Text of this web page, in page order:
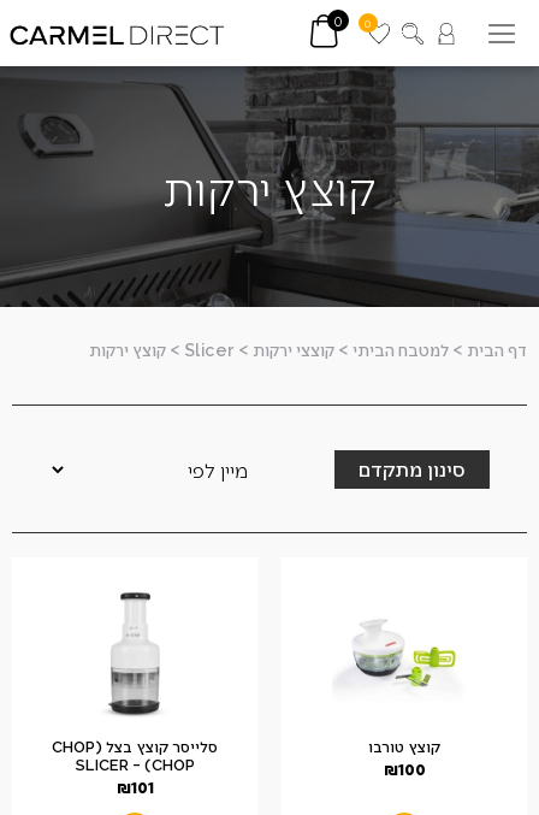
0
0
קוצץ ירקות
דף הבית > למטבח הביתי > קוצצי ירקות >
Slicer
> קוצץ ירקות
סינון מתקדם
קוצץ טורבו
₪100
סלייסר קוצץ בצל (CHOP
CHOP) – SLICER
₪101